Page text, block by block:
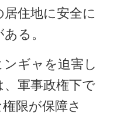
住地に安全に
る。
ギャを迫害し
軍事政権下で
限が保障さ